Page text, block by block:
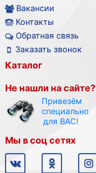
Вакансии
Контакты
Обратная связь
Заказать звонок
Каталог
Не нашли на сайте?
Привезём
специально
для ВАС!
Мы в соц сетях